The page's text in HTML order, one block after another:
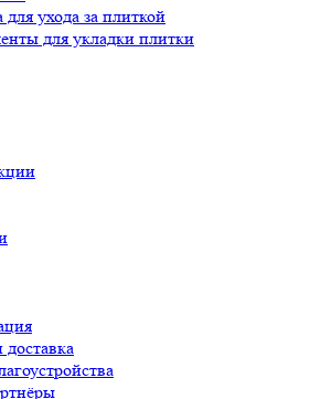
для ухода за плиткой
для укладки плитки